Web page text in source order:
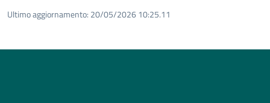
Ultimo aggiornamento: 20/05/2026 10:25.11